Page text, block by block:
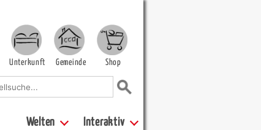
Unterkunft Gemeinde Shop
Welten Interaktiv